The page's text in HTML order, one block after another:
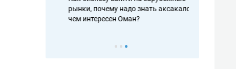
рынки, почему надо знать аксакалов и
чем интересен Оман?